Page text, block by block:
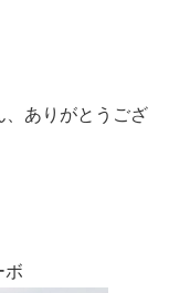
、ありがとうござ
ボ